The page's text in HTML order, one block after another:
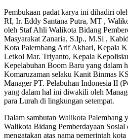
Pembukaan padat karya ini dihadiri
RI, Ir. Eddy Santana Putra, MT ,
oleh Staf Ahli Walikota Bidang
Masyarakat Zanaria, S.Ip., M.Si ,
Kota Palembang Arif Akhari, Kepala
Letkol Mar. Triyanto, Kepala
Kepelabuhan Boom Baru yang dalam
Komaruzaman selaku Kanit Binmas
Manager PT. Pelabuhan Indonesia II
yang dalam hal ini diwakili oleh
para Lurah di lingkungan setempat.
Dalam sambutan Walikota
Walikota Bidang Pemberdayaan Sosial
mengatakan atas nama pemerintah